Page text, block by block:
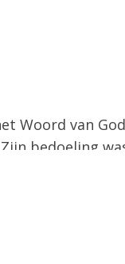
Woord van
bedoeling